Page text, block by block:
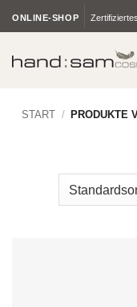
Inhalt
ONLINE-SHOP
START / PRODUKTE